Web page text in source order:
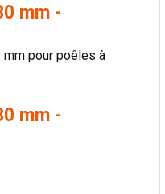
mm -
pour poêles à
mm -